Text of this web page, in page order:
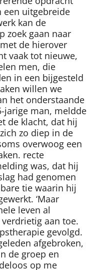
een uitgebreide
kan de
zoek gaan naar
de hierover
vaak tot nieuwe,
men, die
in een bijgesteld
willen we
het onderstaande
jarige man, meldde
de klacht, dat hij
zo diep in de
overwoog een
recte
was, dat hij
had genomen
tie waarin hij
‘Maar
leven al
verdrietig aan toe.
gevolgd.
afgebroken,
de groep en
op me